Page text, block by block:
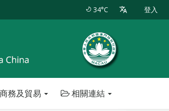
34°C 登入
務及貿易 相關連結